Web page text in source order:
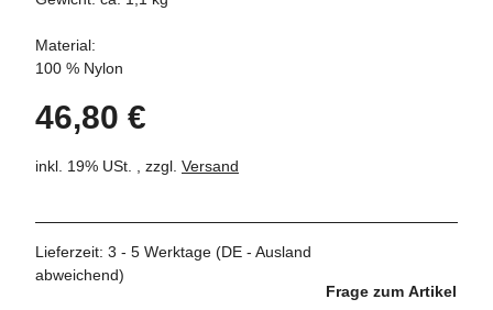
Material:
100 % Nylon
46,80 €
inkl. 19% USt. , zzgl. Versand
Lieferzeit: 3 - 5 Werktage (DE - Ausland
abweichend)
Frage zum Artikel